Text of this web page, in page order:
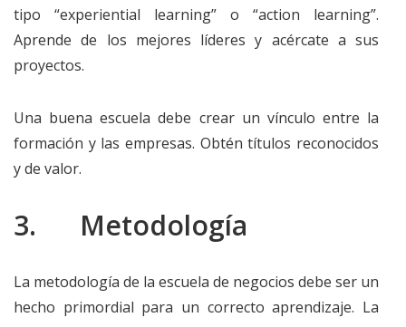
tipo “experiential learning” o “action learning”.
Aprende de los mejores líderes y acércate a sus
proyectos.
Una buena escuela debe crear un vínculo entre la
formación y las empresas. Obtén títulos reconocidos
y de valor.
3. Metodología
La metodología de la escuela de negocios debe ser un
hecho primordial para un correcto aprendizaje. La